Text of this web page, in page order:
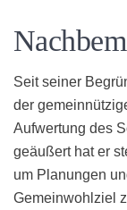
Seit seiner
der
Aufwertung des
geäußert hat er
um Planungen
Gemeinwohlziel